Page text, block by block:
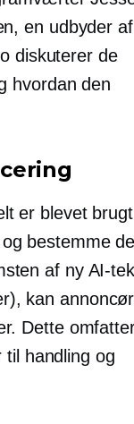
en udbyder af
diskuterer de
hvordan den
er blevet
bestemme de
af ​​ny AI-
kan
Dette
handling og